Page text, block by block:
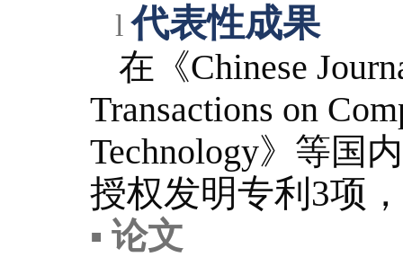
l代表性成果
在《Chinese
Transactions on
Technology》 等国
授权发明专利 3项
▪ 论文